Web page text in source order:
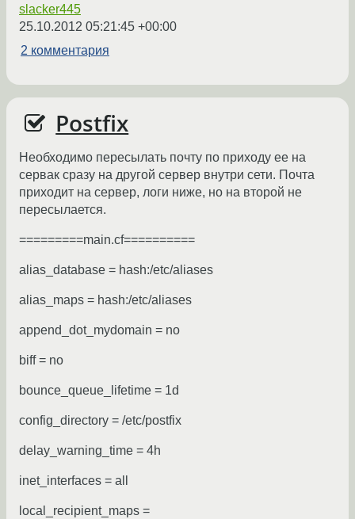
slacker445
25.10.2012 05:21:45 +00:00
2 комментария
Postfix
Необходимо пересылать почту по приходу ее на
сервак сразу на другой сервер внутри сети. Почта
приходит на сервер, логи ниже, но на второй не
пересылается.
=========main.cf==========
alias_database = hash:/etc/aliases
alias_maps = hash:/etc/aliases
append_dot_mydomain = no
biff = no
bounce_queue_lifetime = 1d
config_directory = /etc/postfix
delay_warning_time = 4h
inet_interfaces = all
local_recipient_maps =